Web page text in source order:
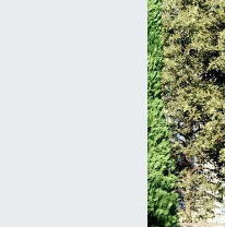
KÜLTÜR-SANAT
TEKNOLOJİ